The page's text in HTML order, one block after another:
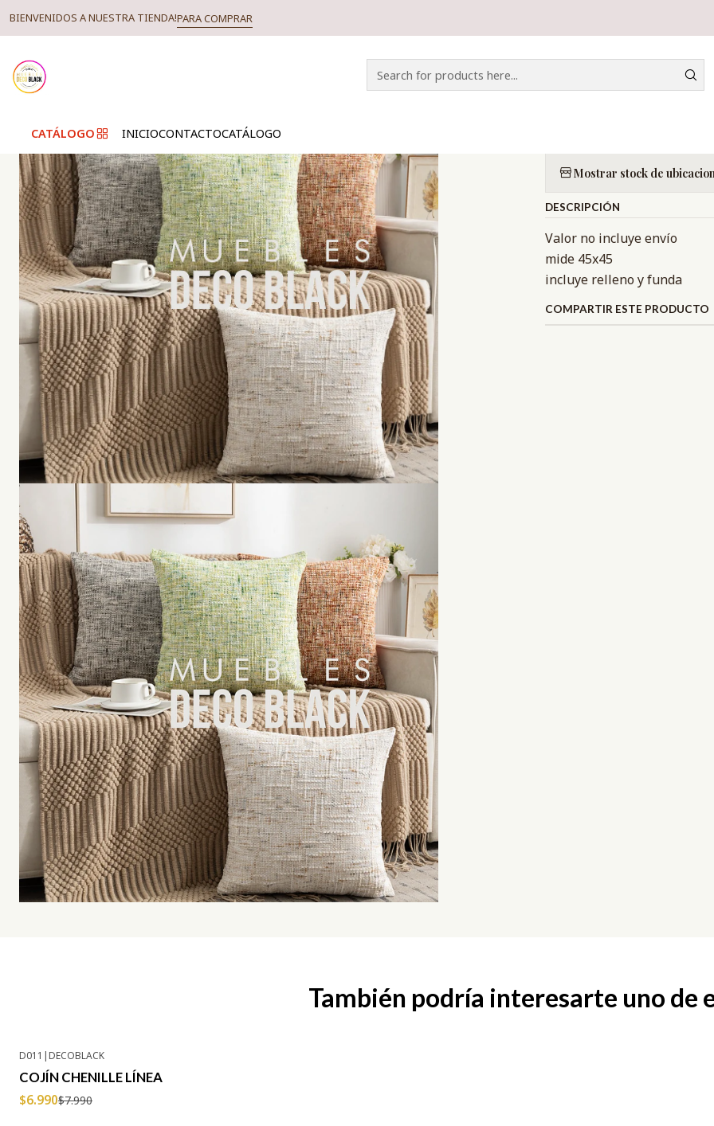
CATÁLOGO INICIOCONTACTOCATÁLOGO
BIENVENIDOS A NUESTRA TIENDA!PARA COMPRAR
COJÍN COCO
Mostrar stock de
DESCRIPCIÓN
Valor no incluye envío
mide 45x45
incluye relleno y funda
COMPARTIR ESTE PRODUCTO
También podría interesarte uno de
-13% OFF
D011 |DECOBLACK
COJÍN CHENILLE LÍNEA
$6.990$7.990